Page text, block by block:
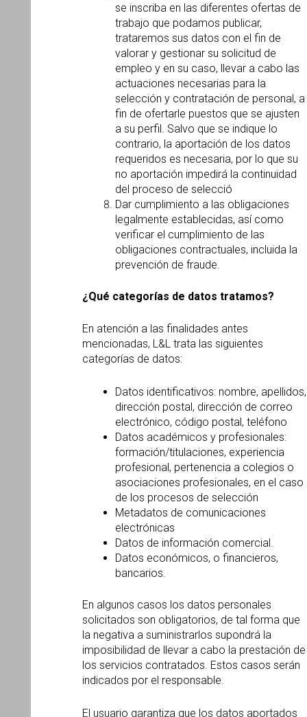
se inscriba en las diferentes ofertas de
trabajo que podamos publicar,
trataremos sus datos con el fin de
valorar y gestionar su solicitud de
empleo y en su caso, llevar a cabo las
actuaciones necesarias para la
selección y contratación de personal, a
fin de ofertarle puestos que se ajusten
a su perfil. Salvo que se indique lo
contrario, la aportación de los datos
requeridos es necesaria, por lo que su
no aportación impedirá la continuidad
del proceso de selecció
Dar cumplimiento a las obligaciones
legalmente establecidas, así como
verificar el cumplimiento de las
obligaciones contractuales, incluida la
prevención de fraude.
¿Qué categorías de datos tratamos?
En atención a las finalidades antes
mencionadas, L&L trata las siguientes
categorías de datos:
Datos identificativos: nombre, apellidos,
dirección postal, dirección de correo
electrónico, código postal, teléfono
Datos académicos y profesionales:
formación/titulaciones, experiencia
profesional, pertenencia a colegios o
asociaciones profesionales, en el caso
de los procesos de selección
Metadatos de comunicaciones
electrónicas
Datos de información comercial.
Datos económicos, o financieros,
bancarios.
En algunos casos los datos personales
solicitados son obligatorios, de tal forma que
la negativa a suministrarlos supondrá la
imposibilidad de llevar a cabo la prestación de
los servicios contratados. Estos casos serán
indicados por el responsable.
El usuario garantiza que los datos aportados